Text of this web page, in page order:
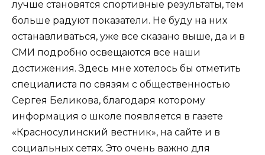
лучше становятся спортивные результаты, тем
больше радуют показатели. Не буду на них
останавливаться, уже все сказано выше, да и в
СМИ подробно освещаются все наши
достижения. Здесь мне хотелось бы отметить
специалиста по связям с общественностью
Сергея Беликова, благодаря которому
информация о школе появляется в газете
«Красносулинский вестник», на сайте и в
социальных сетях. Это очень важно для